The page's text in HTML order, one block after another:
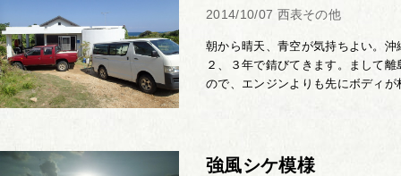
2014/10/07 西表その他
朝から晴天、青空が気持ちよい。
２、３年で錆びてきます。まして
ので、エンジンよりも先にボディ
強風シケ模様